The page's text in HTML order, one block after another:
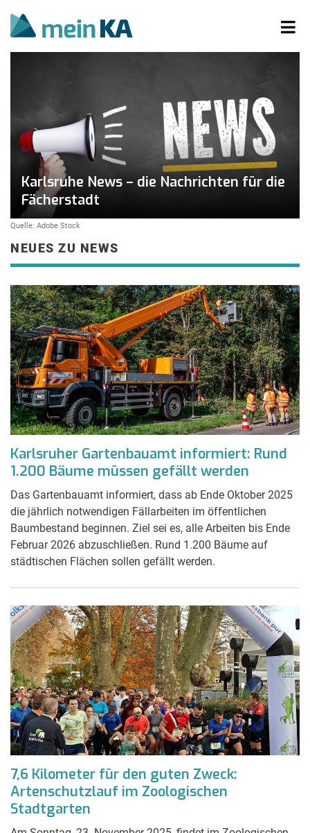
Karlsruhe News – die Nachrichten für die
Fächerstadt
Quelle: Adobe Stock
NEUES ZU NEWS
Karlsruher Gartenbauamt informiert: Rund
1.200 Bäume müssen gefällt werden
Das Gartenbauamt informiert, dass ab Ende Oktober 2025
die jährlich notwendigen Fällarbeiten im öffentlichen
Baumbestand beginnen. Ziel sei es, alle Arbeiten bis Ende
Februar 2026 abzuschließen. Rund 1.200 Bäume auf
städtischen Flächen sollen gefällt werden.
7,6 Kilometer für den guten Zweck:
Artenschutzlauf im Zoologischen
Stadtgarten